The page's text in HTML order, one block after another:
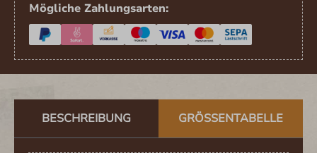
Mögliche Zahlungsarten:
BESCHREIBUNG GRÖSSENTABELLE